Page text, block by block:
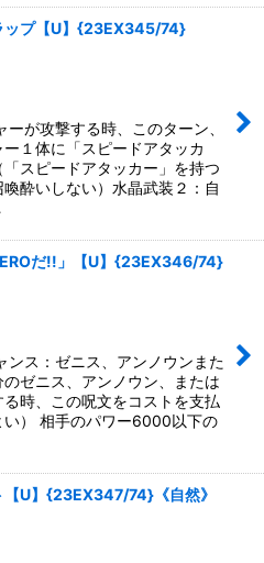
ップ【U】{23EX345/74}
が攻撃する時、このターン、
１体に「スピードアタッカ
スピードアタッカー」を持つ
酔いしない）水晶武装２：自
だ!!」【U】{23EX346/74}
ス：ゼニス、アンノウンまた
ゼニス、アンノウン、または
時、この呪文をコストを支払
い） 相手のパワー6000以下の
【U】{23EX347/74}《自然》